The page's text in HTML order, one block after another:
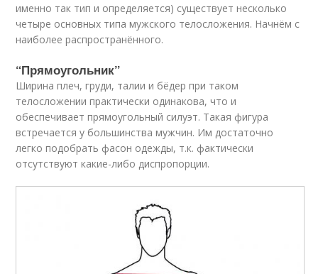
именно так тип и определяется) существует несколько
четыре основных типа мужского телосложения. Начнём с
наиболее распространённого.
“Прямоугольник”
Ширина плеч, груди, талии и бёдер при таком
телосложении практически одинакова, что и
обеспечивает прямоугольный силуэт. Такая фигура
встречается у большинства мужчин. Им достаточно
легко подобрать фасон одежды, т.к. фактически
отсутствуют какие-либо диспропорции.